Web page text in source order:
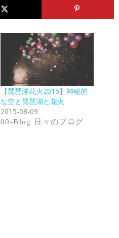
【琵琶湖花火2015】神秘的
な空と琵琶湖と花火
2015-08-09
00-Blog 日々のブログ